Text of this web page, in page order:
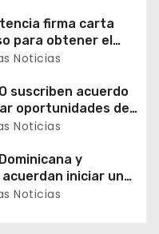
firma carta
para obtener el
RD para el
Noticias
suscriben acuerdo
oportunidades de
dominicanos en el
Noticias
y
iniciar un
Noticias